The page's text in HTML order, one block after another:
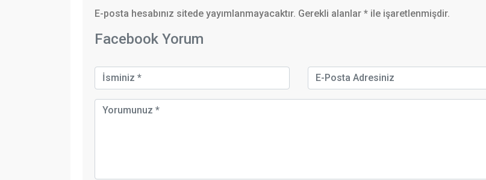
E-posta hesabınız sitede yayımlanmayacaktır. Gerekli alanlar * ile işaretlenmişdir.
Facebook Yorum